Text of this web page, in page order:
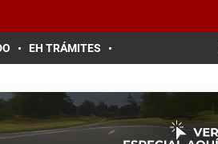
EH TRÁMITES